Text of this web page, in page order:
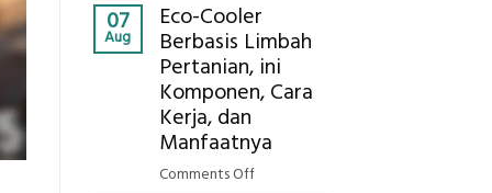
Sondir
Tanah
Mataram,
Digital
Eksplorasi
Pastikan
07
Aug
Eco-Cooler
Berbasis Limbah
Pertanian, ini
Komponen, Cara
Kerja, dan
Manfaatnya
Comments Offon